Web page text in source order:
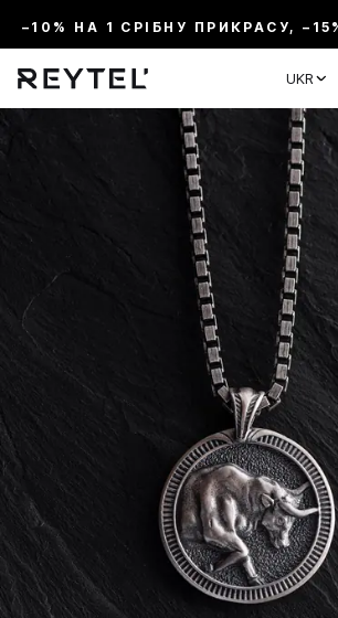
–10% НА 1 СРІБНУ ПРИКРАСУ,
UKR